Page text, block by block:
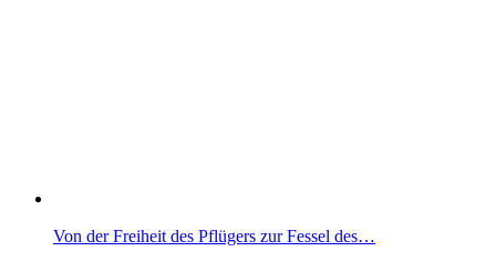
Von der Freiheit des Pflügers zur Fessel des…